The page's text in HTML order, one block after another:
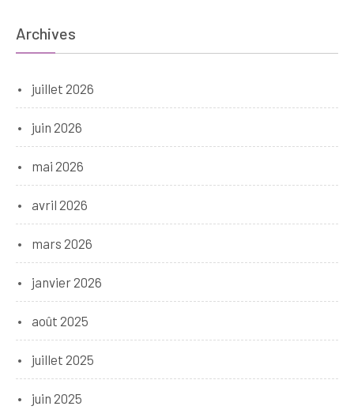
Archives
juillet 2026
juin 2026
mai 2026
avril 2026
mars 2026
janvier 2026
août 2025
juillet 2025
juin 2025